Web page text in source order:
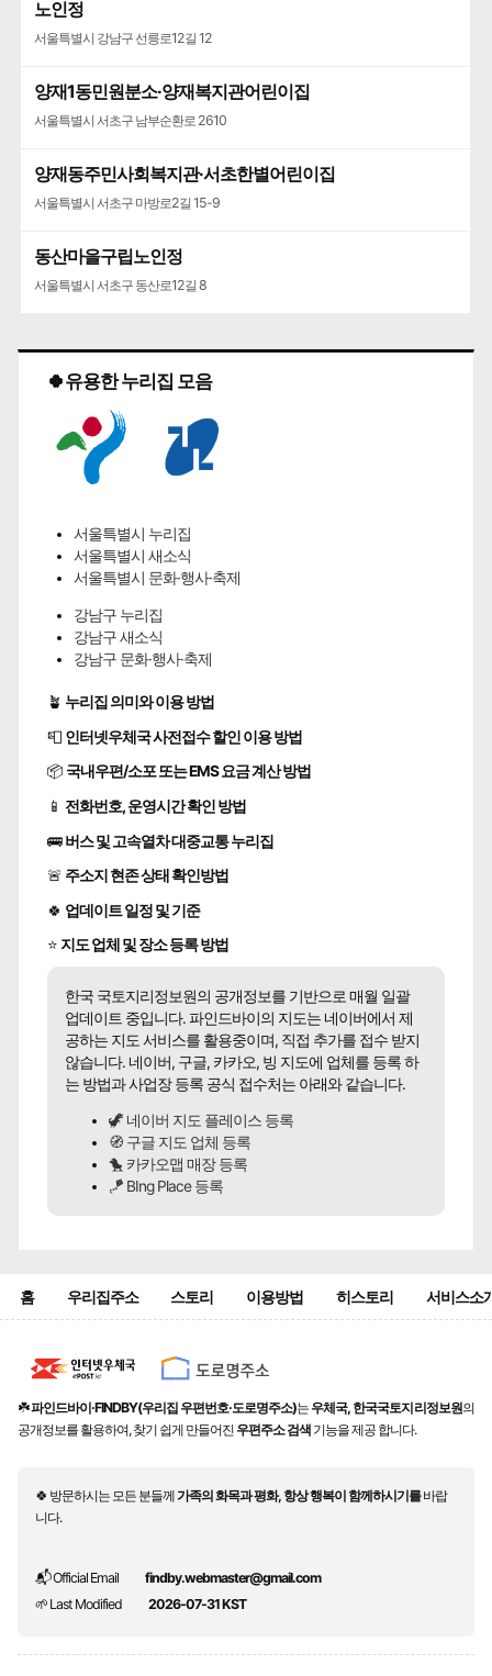
노인정
서울특별시 강남구 선릉로12길 12
양재1동민원분소·양재복지관어린이집
서울특별시 서초구 남부순환로 2610
양재동주민사회복지관·서초한별어린이집
서울특별시 서초구 마방로2길 15-9
동산마을구립노인정
서울특별시 서초구 동산로12길 8
🍀유용한 누리집 모음
서울특별시 누리집
서울특별시 새소식
서울특별시 문화·행사·축제
강남구 누리집
강남구 새소식
강남구 문화·행사·축제
🪴 누리집 의미와 이용 방법
📮 인터넷우체국 사전접수 할인 이용 방법
📦 국내우편/소포 또는 EMS 요금 계산 방법
📱 전화번호, 운영시간 확인 방법
🚌버스 및 고속열차 대중교통 누리집
🚨 주소지 현존 상태 확인방법
🍀 업데이트 일정 및 기준
⭐ 지도 업체 및 장소 등록 방법
한국 국토지리정보원의 공개정보를 기반으로 매월 일괄
업데이트 중입니다. 파인드바이의 지도는 네이버에서 제
공하는 지도 서비스를 활용중이며, 직접 추가를 접수 받지
않습니다. 네이버, 구글, 카카오, 빙 지도에 업체를 등록 하
는 방법과 사업장 등록 공식 접수처는 아래와 같습니다.
🦖 네이버 지도 플레이스 등록
🧭 구글 지도 업체 등록
🐤 카카오맵 매장 등록
🪁 BIng Place 등록
홈 우리집주소 스토리 이용방법 히스토리 서비스소
☘️파인드바이·FINDBY(우리집 우편번호·도로명주소)는 우체국, 한국국토지리정보원의
공개정보를 활용하여, 찾기 쉽게 만들어진 우편주소 검색 기능을 제공 합니다.
🍀 방문하시는 모든 분들께가족의 화목과 평화, 항상 행복이 함께하시기를바랍
니다.
📬 Official Email
findby.webmaster@gmail.com
🌱 Last Modified
2026-07-31 KST